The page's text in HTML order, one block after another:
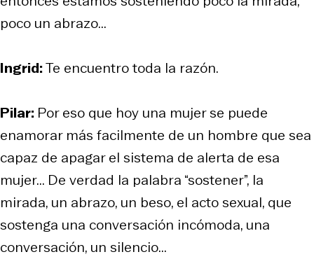
poco un abrazo...
Ingrid:Te encuentro toda la razón.
Pilar: Por eso que hoy una mujer se puede
enamorar más facilmente de un hombre que sea
capaz de apagar el sistema de alerta de esa
mujer... De verdad la palabra “sostener”, la
mirada, un abrazo, un beso, el acto sexual, que
sostenga una conversación incómoda, una
conversación, un silencio...